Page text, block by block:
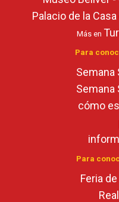
Palacio de la
Más en
Para
Semana
Semana
cómo
Para
Feria